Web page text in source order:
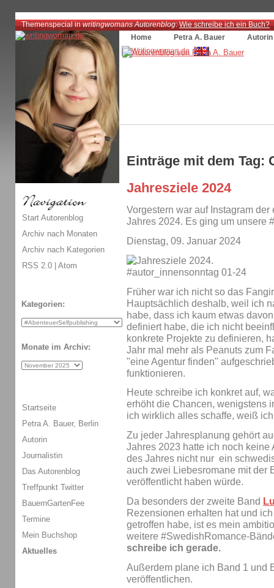
Themenspecial inwritingwomans Autorenblog:Wie schreibe ich ein Buch?
Home
Petra A. Bauer Autorin
Einträge mit dem Tag:
Jahresziele 2024
Vorgestern war auf Instagram
Jahres 2024. Es ging um unsere
Dienstag, 09. Januar 2024
Früher war ich nicht so das
Hauptsächlich deshalb, weil ich
habe, dass ich kaum etwas
definiert habe, die ich nicht
konkrete Projekte zu definieren,
Jahr mal mehr als Peanuts zum
"eine Agentur finden"
funktionieren.
Heute schreibe ich konkret auf,
erhöht die Chancen, wenigstens
ich wirklich alles schaffe, weiß
Zu jeder Jahresplanung gehört
Jahres 2023 hatte ich noch
des Jahres nicht nur ein
auch zwei Liebesromane mit der
veröffentlicht haben würde.
Da besonders der zweite Band
Rezensionen erhalten hat und
getroffen habe, ist es mein
weitere #SwedishRomance-
schreibe ich gerade.
Außerdem plane ich Band 1 und
veröffentlichen.
Start Autorenblog
Archiv nach Monaten
Archiv nach Kategorien
RSS 2.0 | Atom
Kategorien:
Monate im Archiv:
Startseite
Petra A. Bauer, Berlin
Autorin
Journalistin
Das Autorenblog
Treffpunkt Twitter
BauernGartenFee
Termine
Mein Buchshop
Aktuelles